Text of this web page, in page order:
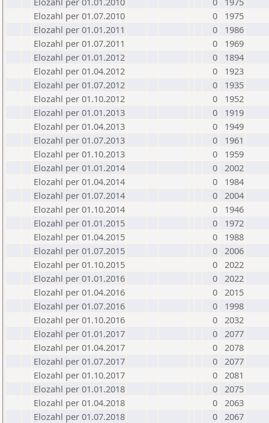
Elozahl per 01.07.2010
0
1975
Elozahl per 01.01.2011
0
1986
Elozahl per 01.07.2011
0
1969
Elozahl per 01.01.2012
0
1894
Elozahl per 01.04.2012
0
1923
Elozahl per 01.07.2012
0
1935
Elozahl per 01.10.2012
0
1952
Elozahl per 01.01.2013
0
1919
Elozahl per 01.04.2013
0
1949
Elozahl per 01.07.2013
0
1961
Elozahl per 01.10.2013
0
1959
Elozahl per 01.01.2014
0 2002
Elozahl per 01.04.2014
0
1984
Elozahl per 01.07.2014
0 2004
Elozahl per 01.10.2014
0
1946
Elozahl per 01.01.2015
0
1972
Elozahl per 01.04.2015
0
1988
Elozahl per 01.07.2015
0 2006
Elozahl per 01.10.2015
0 2022
Elozahl per 01.01.2016
0 2022
Elozahl per 01.04.2016
0 2015
Elozahl per 01.07.2016
0
1998
Elozahl per 01.10.2016
0 2032
Elozahl per 01.01.2017
0 2077
Elozahl per 01.04.2017
0 2078
Elozahl per 01.07.2017
0 2077
Elozahl per 01.10.2017
0 2081
Elozahl per 01.01.2018
0 2075
Elozahl per 01.04.2018
0 2063
Elozahl per 01.07.2018
0 2067